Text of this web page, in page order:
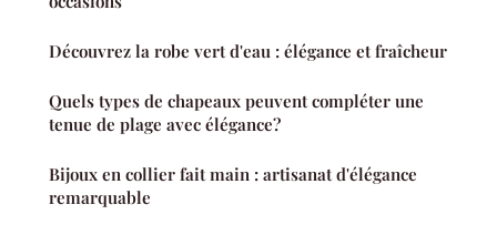
Découvrez la robe vert d'eau : élégance et fraîcheur
Quels types de chapeaux peuvent compléter une
tenue de plage avec élégance?
Bijoux en collier fait main : artisanat d'élégance
remarquable